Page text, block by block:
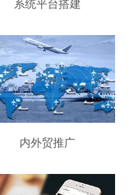
系统平台搭建
内外贸推广